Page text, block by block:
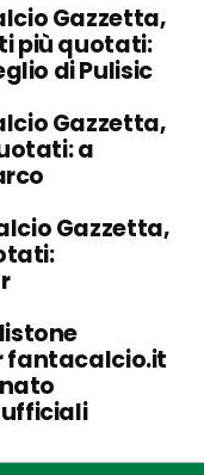
Gazzetta,
più quotati:
di Pulisic
Gazzetta,
a
Gazzetta,
fantacalcio.it